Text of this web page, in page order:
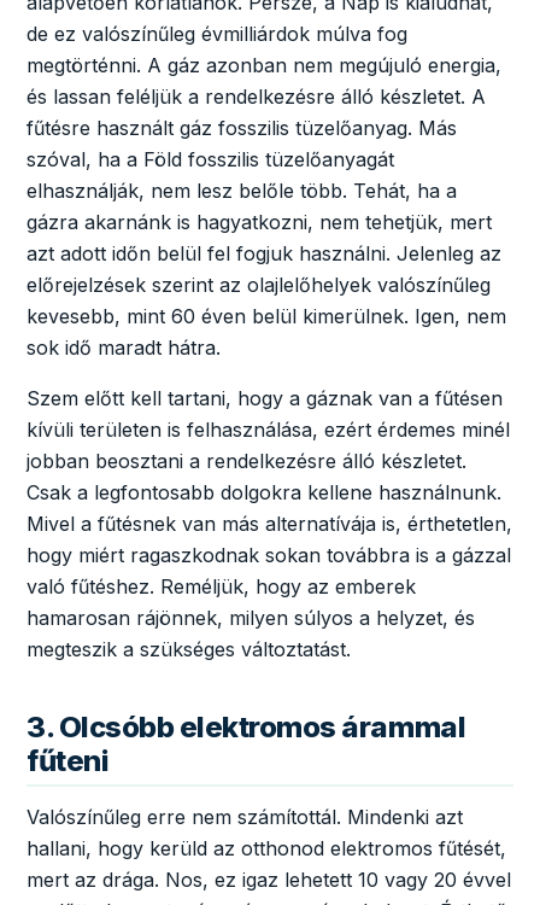
de ez valószínűleg évmilliárdok múlva fog
megtörténni. A gáz azonban nem megújuló energia,
és lassan feléljük a rendelkezésre álló készletet. A
fűtésre használt gáz fosszilis tüzelőanyag. Más
szóval, ha a Föld fosszilis tüzelőanyagát
elhasználják, nem lesz belőle több. Tehát, ha a
gázra akarnánk is hagyatkozni, nem tehetjük, mert
azt adott időn belül fel fogjuk használni. Jelenleg az
előrejelzések szerint az olajlelőhelyek valószínűleg
kevesebb, mint 60 éven belül kimerülnek. Igen, nem
sok idő maradt hátra.
Szem előtt kell tartani, hogy a gáznak van a fűtésen
kívüli területen is felhasználása, ezért érdemes minél
jobban beosztani a rendelkezésre álló készletet.
Csak a legfontosabb dolgokra kellene használnunk.
Mivel a fűtésnek van más alternatívája is, érthetetlen,
hogy miért ragaszkodnak sokan továbbra is a gázzal
való fűtéshez. Reméljük, hogy az emberek
hamarosan rájönnek, milyen súlyos a helyzet, és
megteszik a szükséges változtatást.
3. Olcsóbb elektromos árammal
fűteni
Valószínűleg erre nem számítottál. Mindenki azt
hallani, hogy kerüld az otthonod elektromos fűtését,
mert az drága. Nos, ez igaz lehetett 10 vagy 20 évvel